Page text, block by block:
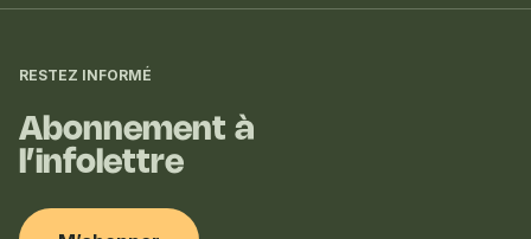
complémentaires
RESTEZ INFORMÉ
Abonnement à
l’infolettre